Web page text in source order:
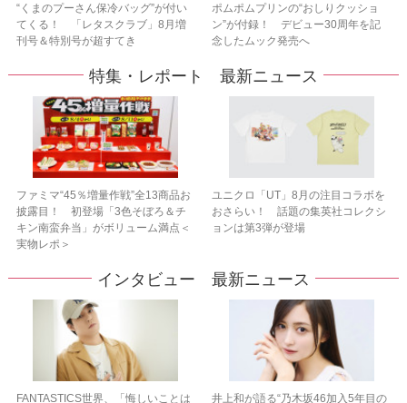
“くまのプーさん保冷バッグ”が付い
てくる！ 「レタスクラブ」8月増
刊号＆特別号が超すてき
ポムポムプリンの“おしりクッショ
ン”が付録！ デビュー30周年を記
念したムック発売へ
特集・レポート 最新ニュース
ファミマ“45％増量作戦”全13商品お
披露目！ 初登場「3色そぼろ＆チ
キン南蛮弁当」がボリューム満点＜
実物レポ＞
ユニクロ「UT」8月の注目コラボを
おさらい！ 話題の集英社コレクシ
ョンは第3弾が登場
インタビュー 最新ニュース
FANTASTICS世界、「悔しいことは
井上和が語る“乃木坂46加入5年目の